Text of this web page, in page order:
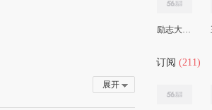
展开
励志大师李俊泽
订阅 (211)